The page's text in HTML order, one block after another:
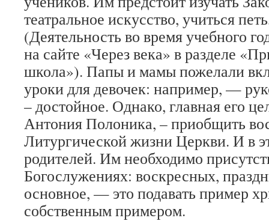
театральное искусство, учиться
(Деятельность во время учебного
на сайте «Через века» в разделе
школа»). Папы и мамы пожелали
уроки для девочек: например, —
– достойное. Однако, главная его
Антония Полоника, – приобщить
Литургической жизни Церкви. И в
родителей. Им необходимо
Богослужениях: воскресных,
основное, — это подавать пример
собственным примером.